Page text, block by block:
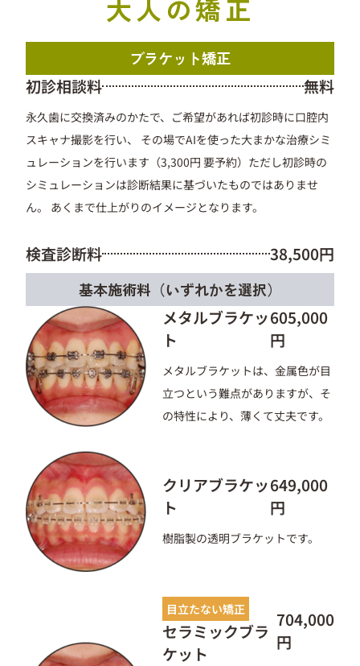
大人の矯正
ブラケット矯正
初診相談料 無料
永久歯に交換済みのかたで、ご希望があれば初診時に口腔内
スキャナ撮影を行い、 その場でAIを使った大まかな治療シミ
ュレーションを行います（3,300円 要予約）ただし初診時の
シミュレーションは診断結果に基づいたものではありませ
ん。 あくまで仕上がりのイメージとなります。
検査診断料 38,500円
基本施術料（いずれかを選択）
メタルブラケッ
ト
605,000
円
メタルブラケットは、金属色が目
立つという難点がありますが、そ
の特性により、薄くて丈夫です。
クリアブラケッ
ト
649,000
円
樹脂製の透明ブラケットです。
目立たない矯正
セラミックブラ
ケット
704,000
円